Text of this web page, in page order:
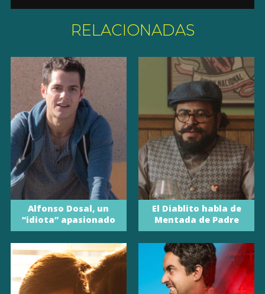
RELACIONADAS
Alfonso Dosal, un
“idiota” apasionado
El Diablito habla de
Mentada de Padre